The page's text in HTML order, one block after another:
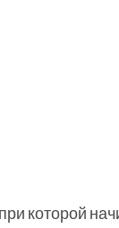
которой